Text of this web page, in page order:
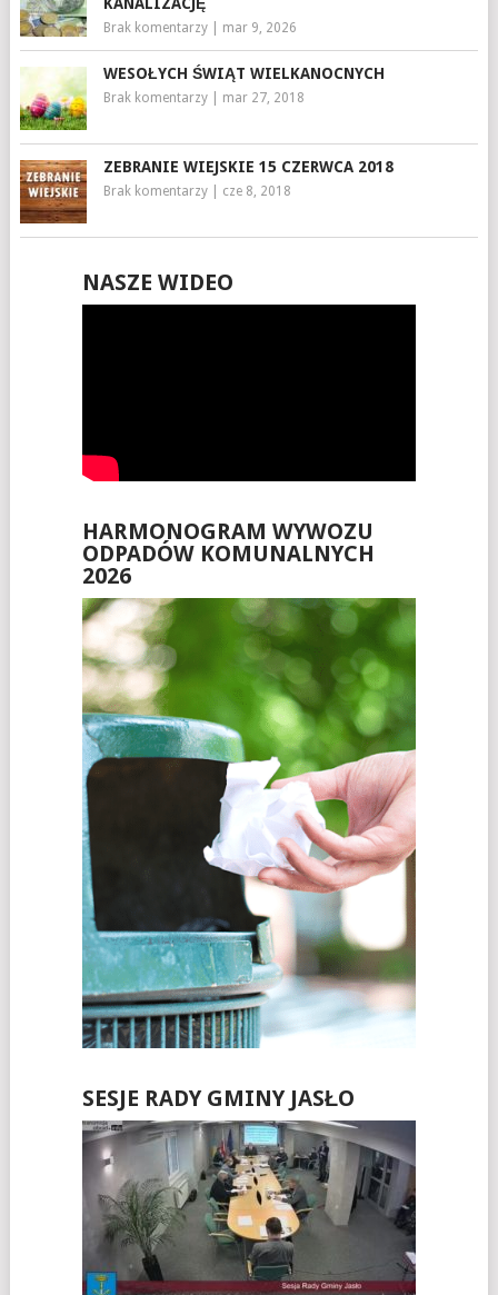
Brak komentarzy| mar 9, 2026
WESOŁYCH ŚWIĄT WIELKANOCNYCH
Brak komentarzy| mar 27, 2018
ZEBRANIE WIEJSKIE 15 CZERWCA 2018
Brak komentarzy| cze 8, 2018
NASZE WIDEO
HARMONOGRAM WYWOZU
ODPADÓW KOMUNALNYCH
2026
SESJE RADY GMINY JASŁO